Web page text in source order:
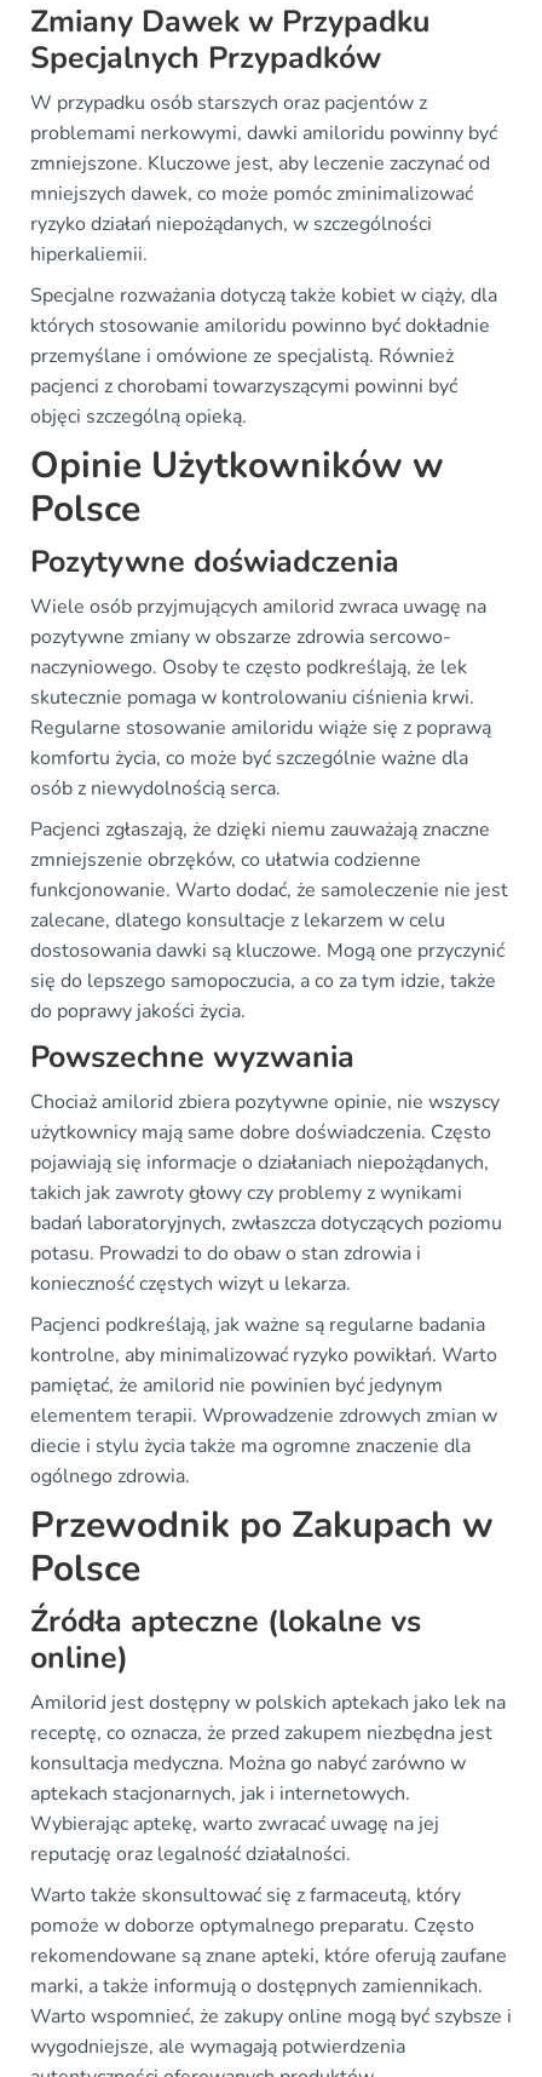
Zmiany Dawek w Przypadku
Specjalnych Przypadków
W przypadku osób starszych oraz pacjentów z
problemami nerkowymi, dawki amiloridu powinny być
zmniejszone. Kluczowe jest, aby leczenie zaczynać od
mniejszych dawek, co może pomóc zminimalizować
ryzyko działań niepożądanych, w szczególności
hiperkaliemii.
Specjalne rozważania dotyczą także kobiet w ciąży, dla
których stosowanie amiloridu powinno być dokładnie
przemyślane i omówione ze specjalistą. Również
pacjenci z chorobami towarzyszącymi powinni być
objęci szczególną opieką.
Opinie Użytkowników w
Polsce
Pozytywne doświadczenia
Wiele osób przyjmujących amilorid zwraca uwagę na
pozytywne zmiany w obszarze zdrowia sercowo-
naczyniowego. Osoby te często podkreślają, że lek
skutecznie pomaga w kontrolowaniu ciśnienia krwi.
Regularne stosowanie amiloridu wiąże się z poprawą
komfortu życia, co może być szczególnie ważne dla
osób z niewydolnością serca.
Pacjenci zgłaszają, że dzięki niemu zauważają znaczne
zmniejszenie obrzęków, co ułatwia codzienne
funkcjonowanie. Warto dodać, że samoleczenie nie jest
zalecane, dlatego konsultacje z lekarzem w celu
dostosowania dawki są kluczowe. Mogą one przyczynić
się do lepszego samopoczucia, a co za tym idzie, także
do poprawy jakości życia.
Powszechne wyzwania
Chociaż amilorid zbiera pozytywne opinie, nie wszyscy
użytkownicy mają same dobre doświadczenia. Często
pojawiają się informacje o działaniach niepożądanych,
takich jak zawroty głowy czy problemy z wynikami
badań laboratoryjnych, zwłaszcza dotyczących poziomu
potasu. Prowadzi to do obaw o stan zdrowia i
konieczność częstych wizyt u lekarza.
Pacjenci podkreślają, jak ważne są regularne badania
kontrolne, aby minimalizować ryzyko powikłań. Warto
pamiętać, że amilorid nie powinien być jedynym
elementem terapii. Wprowadzenie zdrowych zmian w
diecie i stylu życia także ma ogromne znaczenie dla
ogólnego zdrowia.
Przewodnik po Zakupach w
Polsce
Źródła apteczne (lokalne vs
online)
Amilorid jest dostępny w polskich aptekach jako lek na
receptę, co oznacza, że przed zakupem niezbędna jest
konsultacja medyczna. Można go nabyć zarówno w
aptekach stacjonarnych, jak i internetowych.
Wybierając aptekę, warto zwracać uwagę na jej
reputację oraz legalność działalności.
Warto także skonsultować się z farmaceutą, który
pomoże w doborze optymalnego preparatu. Często
rekomendowane są znane apteki, które oferują zaufane
marki, a także informują o dostępnych zamiennikach.
Warto wspomnieć, że zakupy online mogą być szybsze i
wygodniejsze, ale wymagają potwierdzenia